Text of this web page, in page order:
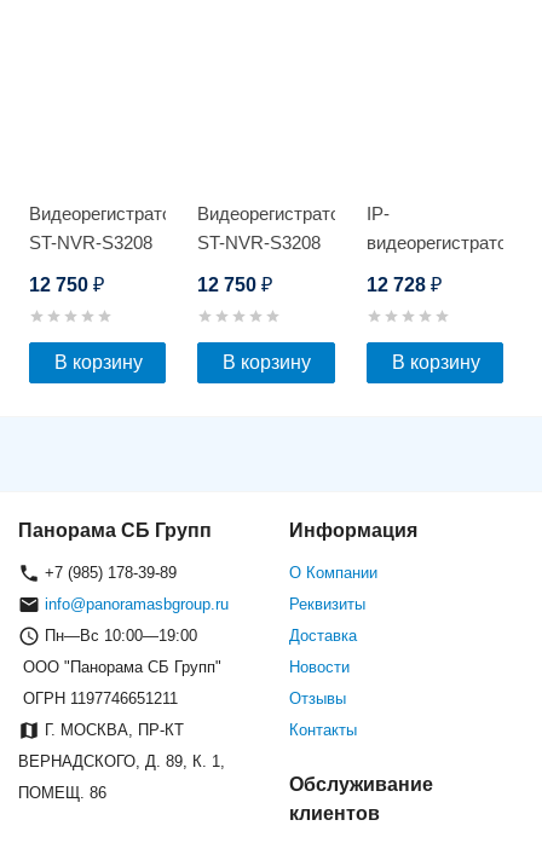
Видеорегистратор
ST-NVR-S3208
12 750 ₽
В корзину
Видеорегистратор
ST-NVR-S3208
12 750₽
В корзину
IP-
видеорегистратор
12 728 ₽
В корзину
Панорама СБ Групп
+7 (985) 178-39-89
info@panoramasbgroup.ru
Пн—Вс 10:00—19:00
ООО "Панорама СБ Групп"
ОГРН 1197746651211
Г. МОСКВА, ПР-КТ
ВЕРНАДСКОГО, Д. 89, К. 1,
ПОМЕЩ. 86
Информация
О Компании
Реквизиты
Доставка
Новости
Отзывы
Контакты
Обслуживание
клиентов